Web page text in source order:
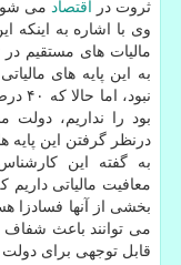
ثروت در
اقتصاد می
وی با اشاره به اینكه
مالیات های مستقیم در
به این پایه های
نبود، اما حالا كه ۴۰ درصد از
بود را نداریم، دولت
درنظر گرفتن این پایه
معافیت مالیاتی
بخشی از آنها فسادزا
می توانند باعث شفاف
قابل توجهی برای دولت